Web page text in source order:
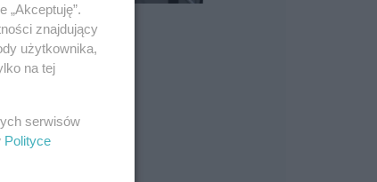
„Akceptuję”.
znajdujący
użytkownika,
na tej
serwisów
Polityce